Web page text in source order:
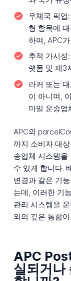
우체국 픽업:
형 항목에
하며, APC
추적 가시성:
랫폼 및 제3
라커 또는
이 아니며,
마일 운송업
APC의
까지 소비자 대
송업체 시스템을
수 있게 합니다.
변경과 같은 기
는데, 이러한 기
관리 시스템을
와의 깊은 통합
APC
실되거나